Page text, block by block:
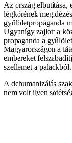
Az ország elbutítása,
légkörének
gyűlöletpropaganda
Ugyanígy zajlott a
propaganda a
Magyarországon a
embereket
szellemet a palackból.
A dehumanizálás
nem volt ilyen